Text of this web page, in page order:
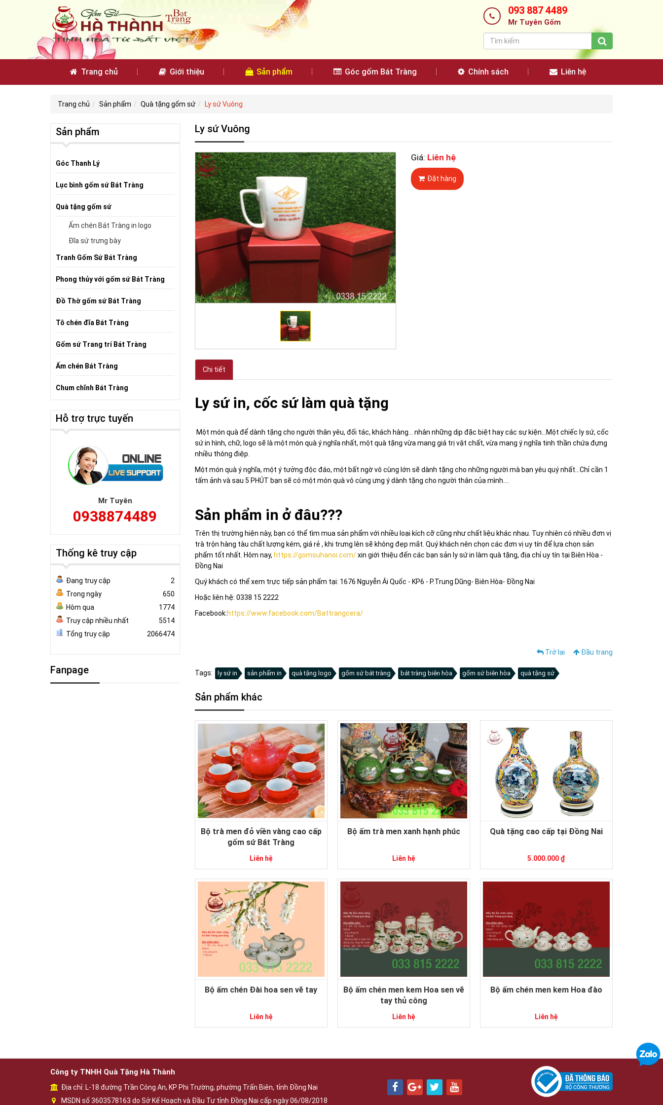
093 887 4489
Mr Tuyên Gốm
Trang chủ Giới thiệu Sản phẩm Góc gốm Bát Tràng Chính sách Liên hệ
Trang chủ Sản phẩm Quà tặng gốm sứ Ly sứ Vuông
Ly sứ Vuông
Giá: Liên hệ
Đặt hàng
Chi tiết
Ly sứ in, cốc sứ làm quà tặng
Một món quà để dành tặng cho người thân yêu, đối tác, khách hàng... nhân những dịp đặc biệt hay các sự kiện...Một chiếc ly sứ, cốc
sứ in hình, chữ, logo sẽ là một món quà ý nghĩa nhất, một quà tặng vừa mang giá trị vật chất, vừa mang ý nghĩa tinh thần chứa đựng
nhiều thông điệp.
Một món quà ý nghĩa, một ý tưởng độc đáo, một bất ngờ vô cùng lớn sẽ dành tặng cho những người mà bạn yêu quý nhất…Chỉ cần 1
tấm ảnh và sau 5 PHÚT bạn sẽ có một món quà vô cùng ưng ý dành tặng cho người thân của mình….
Sản phẩm in ở đâu???
Trên thị trường hiện này, bạn có thể tìm mua sản phẩm với nhiều loại kích cỡ cũng như chất liệu khác nhau. Tuy nhiên có nhiều đơn vị
trà trộn hàng tàu chất lượng kém, giá rẻ , khi trưng lên sẽ không đẹp mắt. Quý khách nên chọn các đơn vị uy tín để lựa chọn sản
phẩm tốt nhất. Hôm nay, https://gomsuhanoi.com/xin giới thiệu đến các bạn sản ly sứ in làm quà tặng, địa chỉ uy tín tại Biên Hòa -
Đồng Nai
Quý khách có thể xem trực tiếp sản phẩm tại: 1676 Nguyễn Ái Quốc - KP6 - P.Trung Dũng- Biên Hòa- Đồng Nai
Hoặc liên hệ: 0338 15 2222
Facebook:https://www.facebook.com/Battrangcera/
Trở lại Đầu trang
Tags: ly sứ in sản phẩm in quà tặng logo gốm sứ bát tràng bát tràng biên hòa gốm sứ biên hòa quà tặng sứ
Sản phẩm khác
Bộ trà men đỏ viền vàng cao cấp
gốm sứ Bát Tràng
Liên hệ
Bộ ấm trà men xanh hạnh phúc
Liên hệ
Quà tặng cao cấp tại Đồng Nai
5.000.000 ₫
Bộ ấm chén Đài hoa sen vẽ tay
Liên hệ
Bộ ấm chén men kem Hoa sen vẽ
tay thủ công
Liên hệ
Bộ ấm chén men kem Hoa đào
Liên hệ
Sản phẩm
Góc Thanh Lý
Lục bình gốm sứ Bát Tràng
Quà tặng gốm sứ
Ấm chén Bát Tràng in logo
Đĩa sứ trưng bày
Tranh Gốm Sứ Bát Tràng
Phong thủy với gốm sứ Bát Tràng
Đồ Thờ gốm sứ Bát Tràng
Tô chén đĩa Bát Tràng
Gốm sứ Trang trí Bát Tràng
Ấm chén Bát Tràng
Chum chĩnh Bát Tràng
Hỗ trợ trực tuyến
Mr Tuyên
0938874489
Thống kê truy cập
Đang truy cập
2
Trong ngày
650
Hôm qua
1774
Truy cập nhiều nhất
5514
Tổng truy cập
2066474
Fanpage
Công ty TNHH Quà Tặng Hà Thành
Địa chỉ: L-18 đường Trần Công An, KP Phi Trường, phường Trấn Biên, tỉnh Đồng Nai
MSDN số 3603578163 do Sở Kế Hoạch và Đầu Tư tỉnh Đồng Nai cấp ngày 06/08/2018